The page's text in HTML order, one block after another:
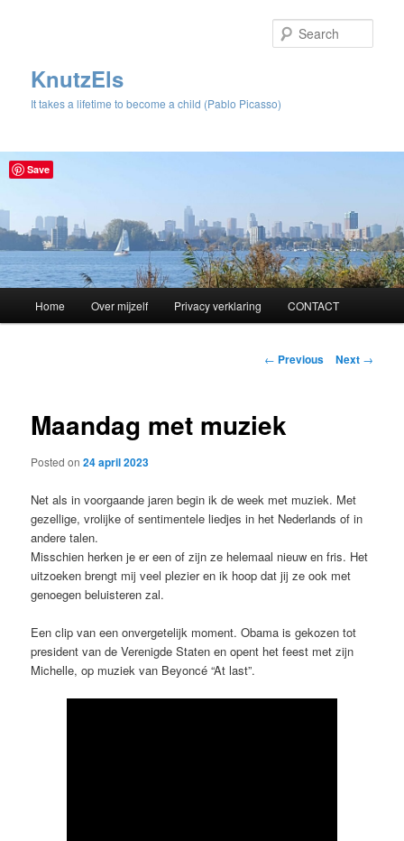
KnutzEls
It takes a lifetime to become a child (Pablo Picasso)
Skip
content
Home Over mijzelf Privacy verklaring CONTACT
Post
← Previous Next →
Maandag met muziek
Posted on24 april 2023
Net als in voorgaande jaren begin ik de week met muziek. Met
gezellige, vrolijke of sentimentele liedjes in het Nederlands of in
andere talen.
Misschien herken je er een of zijn ze helemaal nieuw en fris. Het
uitzoeken brengt mij veel plezier en ik hoop dat jij ze ook met
genoegen beluisteren zal.
Een clip van een onvergetelijk moment. Obama is gekozen tot
president van de Verenigde Staten en opent het feest met zijn
Michelle, op muziek van Beyoncé “At last”.
Save